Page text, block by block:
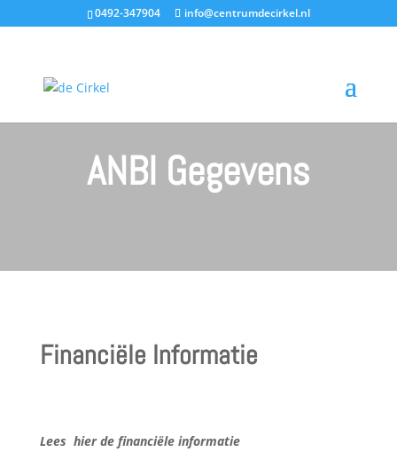
0492-347904 info@centrumdecirkel.nl
ANBI Gegevens
Financiële Informatie
Lees hier de financiële informatie